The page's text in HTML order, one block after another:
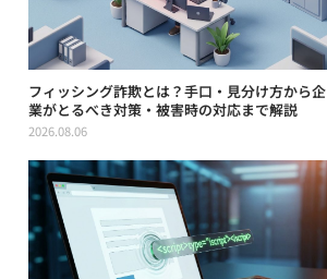
フィッシング詐欺とは？手口・見分け方から企
業がとるべき対策・被害時の対応まで解説
2026.08.06